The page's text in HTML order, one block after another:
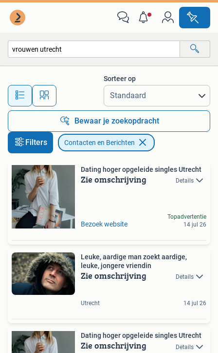
Alle afstanden…
Sorteer op
Bewaar je zoekopdracht
Filters Contacten en Berichten
Dating hoger opgeleide singles Utrecht
Zie omschrijving Details
Bezoek website
Topadvertentie
14 jul 26
Leuke, aardige man zoekt aardige,
leuke, jongere vriendin
Zie omschrijving Details
Utrecht 14 jul 26
Dating hoger opgeleide singles Utrecht
Zie omschrijving Details